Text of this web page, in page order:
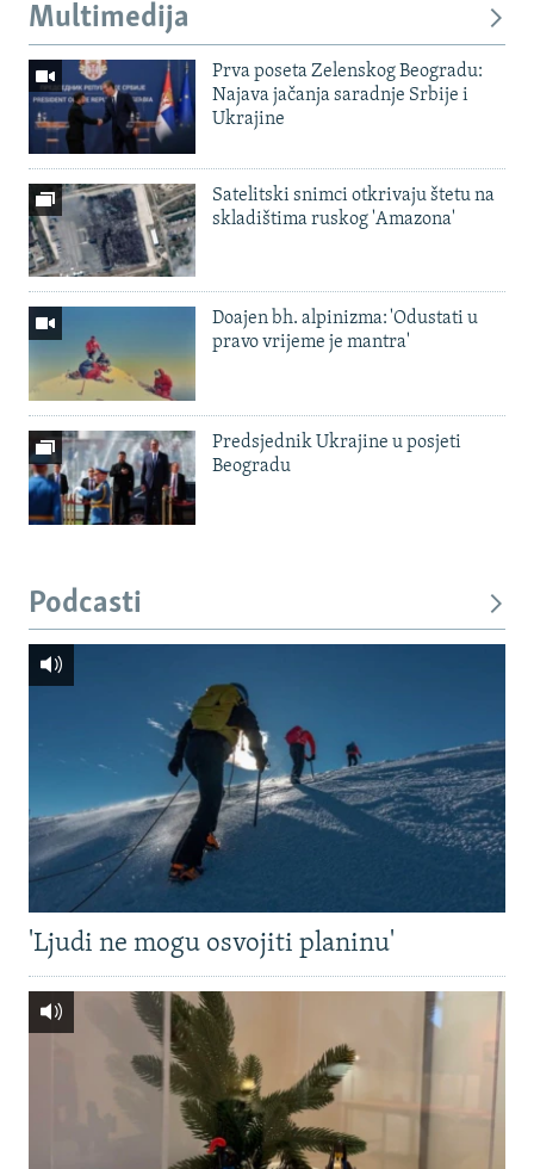
Multimedija
Prva poseta Zelenskog Beogradu:
Najava jačanja saradnje Srbije i
Ukrajine
Satelitski snimci otkrivaju štetu na
skladištima ruskog 'Amazona'
Doajen bh. alpinizma: 'Odustati u
pravo vrijeme je mantra'
Predsjednik Ukrajine u posjeti
Beogradu
Podcasti
'Ljudi ne mogu osvojiti planinu'